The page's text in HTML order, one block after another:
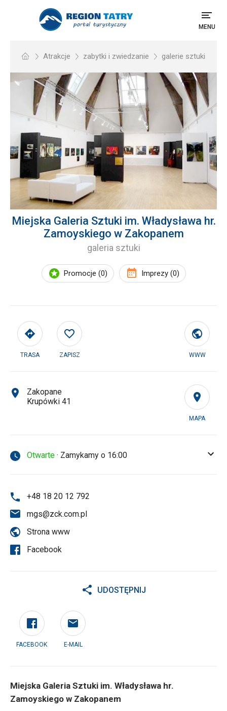
MENU
Atrakcje zabytki i zwiedzanie galerie sztuki
Miejska Galeria Sztuki im. Władysława hr.
Zamoyskiego w Zakopanem
galeria sztuki
Promocje (0) Imprezy (0)
TRASA ZAPISZ WWW
MAPA
Zakopane
Krupówki 41
Otwarte · Zamykamy o 16:00
+48 18 20 12 792
mgs@zck.com.pl
Strona www
Facebook
UDOSTĘPNIJ
FACEBOOK E-MAIL
Miejska Galeria Sztuki im. Władysława hr.
Zamoyskiego w Zakopanem